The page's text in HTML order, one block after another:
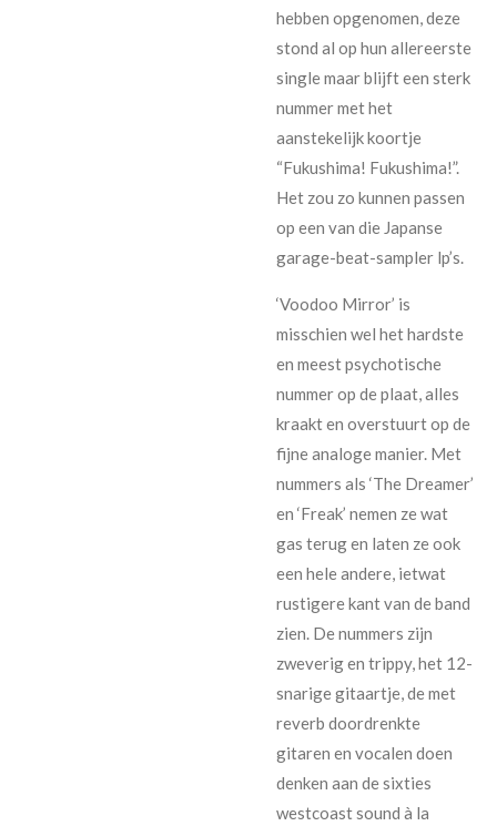
hebben opgenomen, deze
stond al op hun allereerste
single maar blijft een sterk
nummer met het
aanstekelijk koortje
“Fukushima! Fukushima!”.
Het zou zo kunnen passen
op een van die Japanse
garage-beat-sampler lp’s.
‘Voodoo Mirror’ is
misschien wel het hardste
en meest psychotische
nummer op de plaat, alles
kraakt en overstuurt op de
fijne analoge manier. Met
nummers als ‘The Dreamer’
en ‘Freak’ nemen ze wat
gas terug en laten ze ook
een hele andere, ietwat
rustigere kant van de band
zien. De nummers zijn
zweverig en trippy, het 12-
snarige gitaartje, de met
reverb doordrenkte
gitaren en vocalen doen
denken aan de sixties
westcoast sound à la